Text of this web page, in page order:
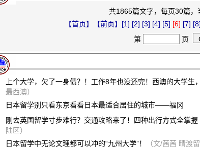
共1865篇文字，每页30篇，
【首页】
【前页】 [1] [2] [3] [4] [5] [6] [7] [8]
第
页
上个大学，欠了一身债？！工作8年也没还完！西澳的大学生
最西澳）
日本留学别只看东京看看日本最适合居住的城市——福冈
刚去英国留学寸步难行？交通攻略来了！四种出行方式全掌握
陆区）
日本留学中无论文理都可以冲的“九州大学”！ （文/茜茜 晴渡留